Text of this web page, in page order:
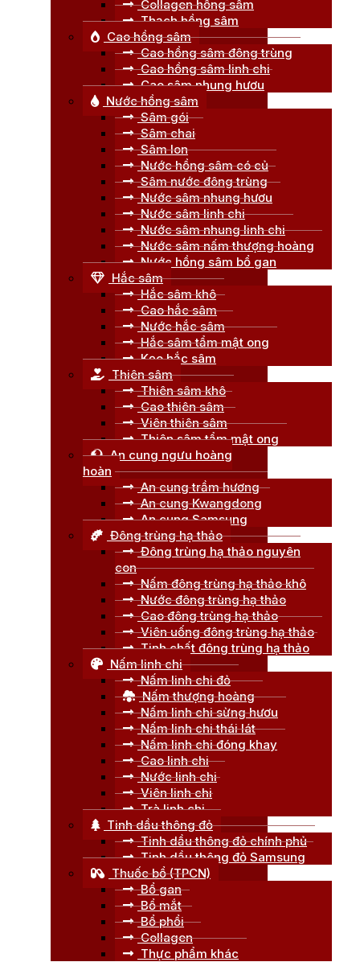
Collagen hồng sâm
Thạch hồng sâm
Cao hồng sâm
Cao hồng sâm đông trùng
Cao hồng sâm linh chi
Cao sâm nhung hươu
Nước hồng sâm
Sâm gói
Sâm chai
Sâm lon
Nước hồng sâm có củ
Sâm nước đông trùng
Nước sâm nhung hươu
Nước sâm linh chi
Nước sâm nhung linh chi
Nước sâm nấm thượng hoàng
Nước hồng sâm bổ gan
Hắc sâm
Hắc sâm khô
Cao hắc sâm
Nước hắc sâm
Hắc sâm tẩm mật ong
Kẹo hắc sâm
Thiên sâm
Thiên sâm khô
Cao thiên sâm
Viên thiên sâm
Thiên sâm tẩm mật ong
An cung ngưu hoàng
hoàn
An cung trầm hương
An cung Kwangdong
An cung Samsung
Đông trùng hạ thảo
Đông trùng hạ thảo nguyên
con
Nấm đông trùng hạ thảo khô
Nước đông trùng hạ thảo
Cao đông trùng hạ thảo
Viên uống đông trùng hạ thảo
Tinh chất đông trùng hạ thảo
Nấm linh chi
Nấm linh chi đỏ
Nấm thượng hoàng
Nấm linh chi sừng hươu
Nấm linh chi thái lát
Nấm linh chi đóng khay
Cao linh chi
Nước linh chi
Viên linh chi
Trà linh chi
Tinh dầu thông đỏ
Tinh dầu thông đỏ chính phủ
Tinh dầu thông đỏ Samsung
Thuốc bổ (TPCN)
Bổ gan
Bổ mắt
Bổ phổi
Collagen
Thực phẩm khác